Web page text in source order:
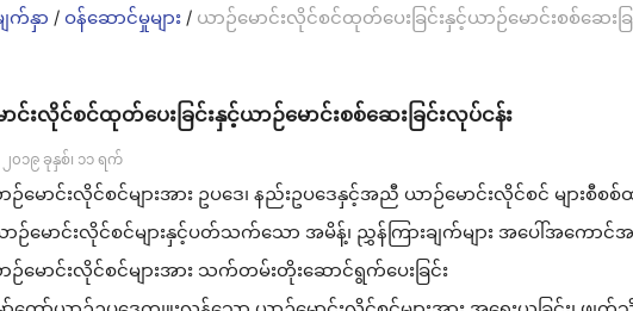
က်နှာ / ဝန်ဆောင်မှုများ / ယာဉ်မောင်းလိုင်စင်ထုတ်ပေးခြင်းနှင့်ယာဉ်မောင်းစစ်ဆေးခ
င်းလိုင်စင်ထုတ်ပေးခြင်းနှင့်ယာဉ်မောင်းစစ်ဆေးခြင်းလုပ်ငန်း
၁၉ ခုနှစ်၊ ၁၁ ရက်
ောင်းလိုင်စင်များအား ဥပဒေ၊ နည်းဥပဒေနှင့်အညီ ယာဉ်မောင်းလိုင်စင် များစီစစ်ထု
မောင်းလိုင်စင်များနှင့်ပတ်သက်သော အမိန့်၊ ညွှန်ကြားချက်များ အပေါ်အကောင်
မောင်းလိုင်စင်များအား သက်တမ်းတိုးဆောင်ရွက်ပေးခြင်း